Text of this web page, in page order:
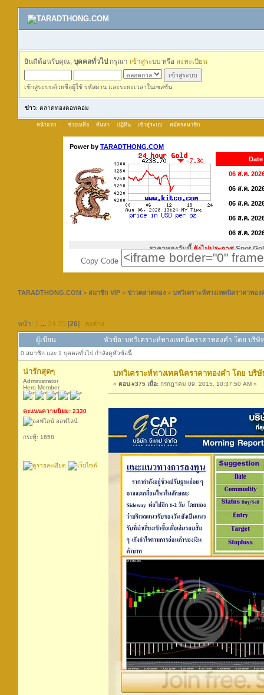
ยินดีต้อนรับคุณ, บุคคลทั่วไป กรุณา เข้าสู่ระบบ หรือ ลงทะเบียน
เข้าสู่ระบบด้วยชื่อผู้ใช้ รหัสผ่าน และระยะเวลาในเซสชั่น
ข่าว: ตลาดทองดอทคอม
หน้าแรก ช่วยเหลือ ค้นหา ปฏิทิน เข้าสู่ระบบ สมัครสมาชิก
Copy Code
TARADTHONG.COM > สมาชิก VIP > ข่าวตลาดทอง > บทวิเคราะห์ทางเทคนิคราคาทอ
หน้า: 1 ... 24 25 [26] ลงล่าง
ผู้เขียน หัวข้อ: บทวิเคราะห์ทางเทคนิคราคาทองคำ โดย บริ
0 สมาชิก และ 1 บุคคลทั่วไป กำลังดูหัวข้อนี้
น่ารักสุดๆ
Administrator
Hero Member
คะแนนความนิยม: 2330
ออฟไลน์
กระทู้: 1658
บทวิเคราะห์ทางเทคนิคราคาทองคำ โดย บริษั
« ตอบ #375 เมื่อ: กรกฎาคม 09, 2015, 10:37:50 AM »